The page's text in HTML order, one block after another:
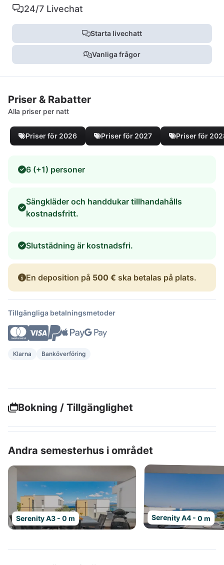
24/7 Livechat
Starta livechatt
Vanliga frågor
Priser & Rabatter
Alla priser per natt
Priser för 2026 Priser för 2027 Priser för
6 (+1) personer
Sängkläder och handdukar tillhandahålls
kostnadsfritt.
Slutstädning är kostnadsfri.
En deposition på 500 € ska betalas på plats.
Tillgängliga betalningsmetoder
Klarna Banköverföring
Bokning / Tillgänglighet
Andra semesterhus i området
Serenity A3 - 0 m Serenity A4 - 0 m